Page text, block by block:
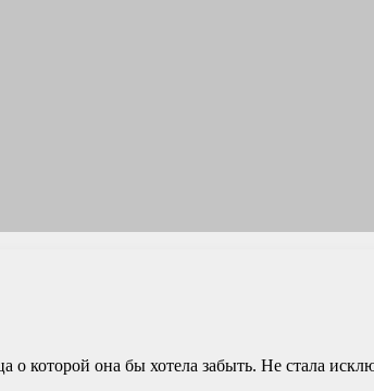
которой она бы хотела забыть. Не стала